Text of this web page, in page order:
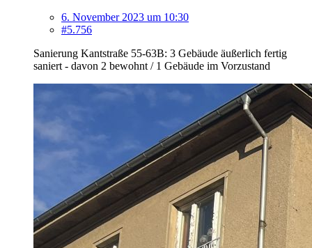
6. November 2023 um 10:30
#5.756
Sanierung Kantstraße 55-63B: 3 Gebäude äußerlich fertig
saniert - davon 2 bewohnt / 1 Gebäude im Vorzustand